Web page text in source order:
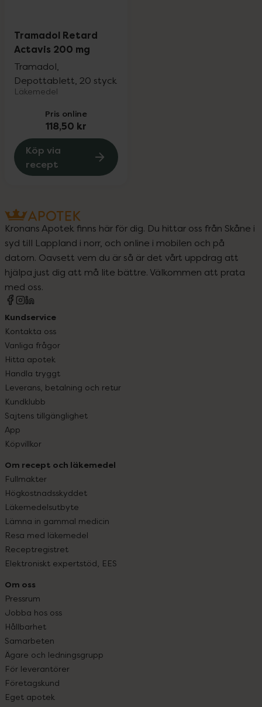
Tramadol Retard
Actavis 200 mg
Tramadol,
Depottablett, 20 styck
Läkemedel
Pris online
118,50 kr
Köp via
recept
Kronans Apotek finns här för dig. Du hittar oss från Skåne i
syd till Lappland i norr, och online i mobilen och på
datorn. Oavsett vem du är så är det vårt uppdrag att
hjälpa just dig att må lite bättre. Välkommen att prata
med oss.
Kundservice
Kontakta oss
Vanliga frågor
Hitta apotek
Handla tryggt
Leverans, betalning och retur
Kundklubb
Sajtens tillgänglighet
App
Köpvillkor
Om recept och läkemedel
Fullmakter
Högkostnadsskyddet
Läkemedelsutbyte
Lämna in gammal medicin
Resa med läkemedel
Receptregistret
Elektroniskt expertstöd, EES
Om oss
Pressrum
Jobba hos oss
Hållbarhet
Samarbeten
Ägare och ledningsgrupp
För leverantörer
Företagskund
Eget apotek